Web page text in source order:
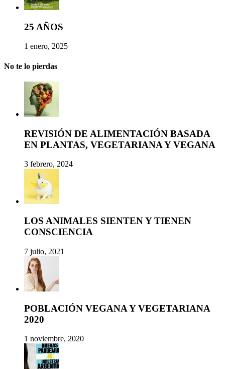
25 AÑOS
1 enero, 2025
No te lo pierdas
REVISIÓN DE ALIMENTACIÓN BASADA
EN PLANTAS, VEGETARIANA Y VEGANA
3 febrero, 2024
LOS ANIMALES SIENTEN Y TIENEN
CONSCIENCIA
7 julio, 2021
POBLACIÓN VEGANA Y VEGETARIANA
2020
1 noviembre, 2020